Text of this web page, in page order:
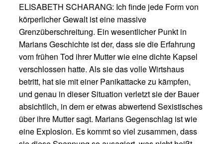
ELISABETH SCHARANG: Ich finde jede Form von
körperlicher Gewalt ist eine massive
Grenzüberschreitung. Ein wesentlicher Punkt in
Marians Geschichte ist der, dass sie die Erfahrung
vom frühen Tod ihrer Mutter wie eine dichte Kapsel
verschlossen hatte. Als sie das volle Wirtshaus
betritt, hat sie mit einer Panikattacke zu kämpfen,
und genau in dieser Situation verletzt sie der Bauer
absichtlich, in dem er etwas abwertend Sexistisches
über ihre Mutter sagt. Marians Gegenschlag ist wie
eine Explosion. Es kommt so viel zusammen, dass